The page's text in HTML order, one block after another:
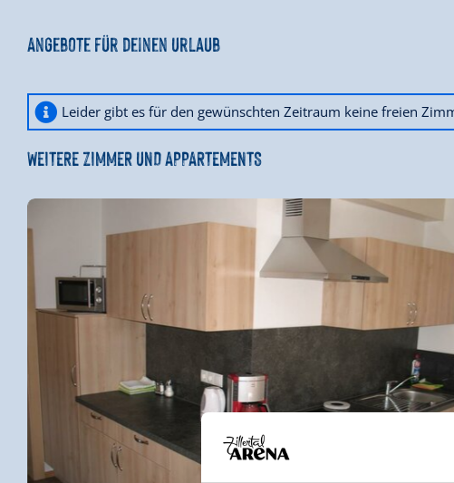
Angebote für deinen Urlaub
Leider gibt es für den gewünschten Zeitraum keine freien
WEITERE ZIMMER UND APPARTEMENTS